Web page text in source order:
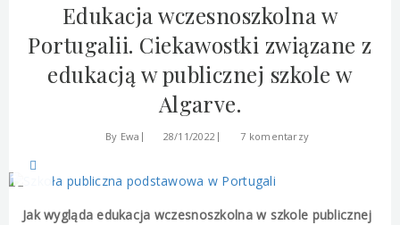
Edukacja wczesnoszkolna w
Portugalii. Ciekawostki związane z
edukacją w publicznej szkole w
Algarve.
By Ewa 28/11/2022 7 komentarzy
Jak wygląda edukacja wczesnoszkolna w szkole publicznej